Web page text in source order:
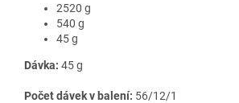
2520 g
540 g
45 g
Dávka: 45 g
Počet dávek v balení: 56/12/1